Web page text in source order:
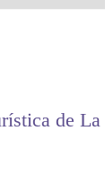
de La